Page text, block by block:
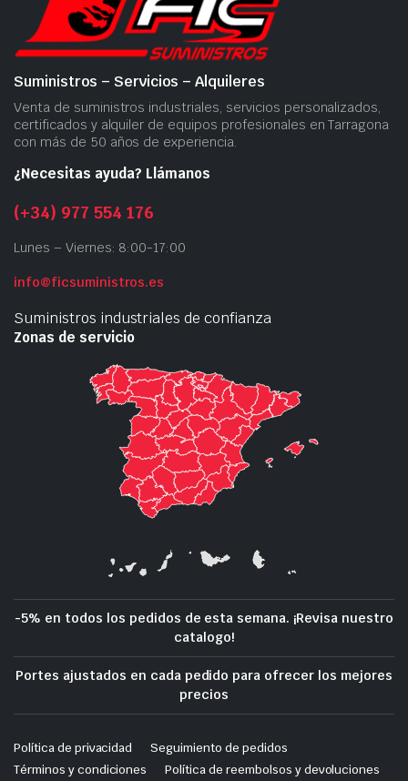
Suministros – Servicios – Alquileres
Venta de suministros industriales, servicios personalizados,
certificados y alquiler de equipos profesionales en Tarragona
con más de 50 años de experiencia.
¿Necesitas ayuda? Llámanos
(+34) 977 554 176
Lunes – Viernes: 8:00-17:00
info@ficsuministros.es
Suministros industriales de confianza
Zonas de servicio
-5% en todos los pedidos de esta semana. ¡Revisa nuestro
catalogo!
Portes ajustados en cada pedido para ofrecer los mejores
precios
Política de privacidad
Seguimiento de pedidos
Términos y condiciones
Política de reembolsos y devoluciones